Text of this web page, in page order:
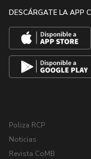
DESCÁRGATE LA APP
Poliza RCP
Noticias
Revista CoMB